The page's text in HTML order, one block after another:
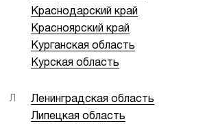
Краснодарский край
Красноярский край
Курганская область
Курская область
Л
Ленинградская область
Липецкая область